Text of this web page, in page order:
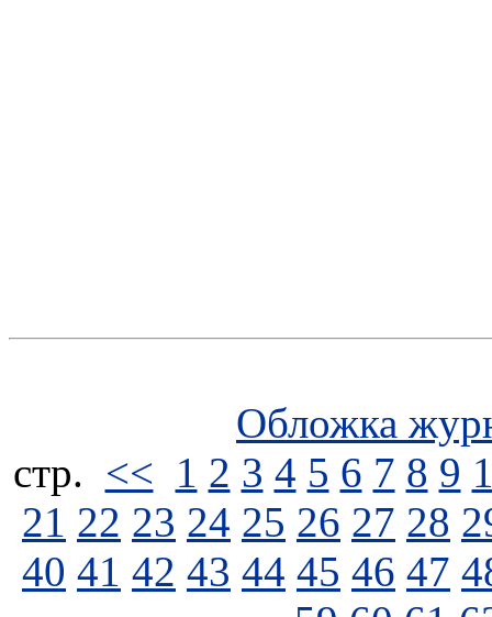
Обложка
стp. << 1 2 3 4 5 6 7 8 9
21 22 23 24 25 26 27 28
40 41 42 43 44 45 46 47